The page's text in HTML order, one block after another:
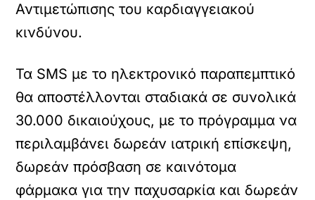
Αντιμετώπισης του καρδιαγγειακού
κινδύνου.
Τα SMS με το ηλεκτρονικό παραπεμπτικό
θα αποστέλλονται σταδιακά σε συνολικά
30.000 δικαιούχους, με το πρόγραμμα να
περιλαμβάνει δωρεάν ιατρική επίσκεψη,
δωρεάν πρόσβαση σε καινότομα
φάρμακα για την παχυσαρκία και δωρεάν